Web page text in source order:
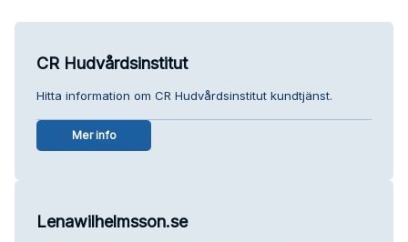
CR Hudvårdsinstitut
Hitta information om CR Hudvårdsinstitut kundtjänst.
Mer info
Lenawilhelmsson.se